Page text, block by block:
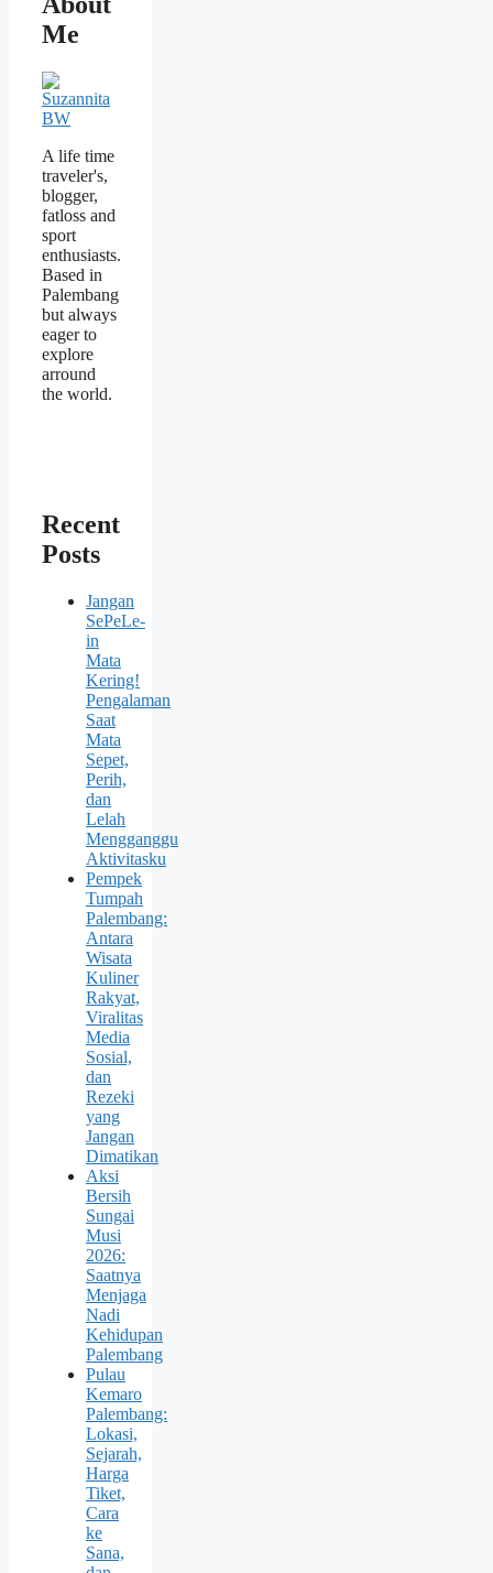
Me
A life time
traveler's,
blogger,
fatloss and
sport
enthusiasts.
Based in
Palembang
but always
eager to
explore
arround
the world.
Recent
Posts
Jangan
SePeLe-
in
Mata
Kering!
Pengalaman
Saat
Mata
Sepet,
Perih,
dan
Lelah
Mengganggu
Aktivitasku
Pempek
Tumpah
Palembang:
Antara
Wisata
Kuliner
Rakyat,
Viralitas
Media
Sosial,
dan
Rezeki
yang
Jangan
Dimatikan
Aksi
Bersih
Sungai
Musi
2026:
Saatnya
Menjaga
Nadi
Kehidupan
Palembang
Pulau
Kemaro
Palembang:
Lokasi,
Sejarah,
Harga
Tiket,
Cara
ke
Sana,